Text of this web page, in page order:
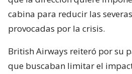
cabina para reducir las
provocadas por la crisis.
British Airways reiteró por su
que buscaban limitar el